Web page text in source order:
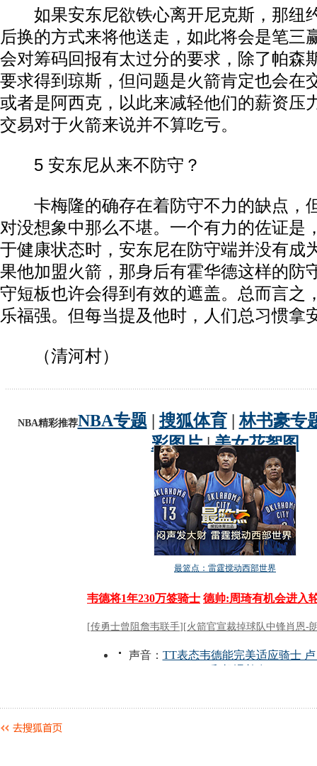
如果安东尼欲铁心离开尼克斯，那纽
后换的方式来将他送走，如此将会是笔三
会对筹码回报有太过分的要求，除了帕森
要求得到琼斯，但问题是火箭肯定也会在
或者是阿西克，以此来减轻他们的薪资压
交易对于火箭来说并不算吃亏。
5 安东尼从来不防守？
卡梅隆的确存在着防守不力的缺点，
对没想象中那么不堪。一个有力的佐证是
于健康状态时，安东尼在防守端并没有成
果他加盟火箭，那身后有霍华德这样的防
守短板也许会得到有效的遮盖。总而言之
乐福强。但每当提及他时，人们总习惯拿
（清河村）